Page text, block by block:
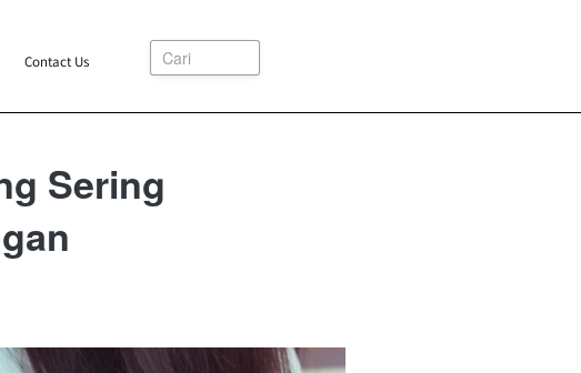
`
Contact Us Cari
Sering